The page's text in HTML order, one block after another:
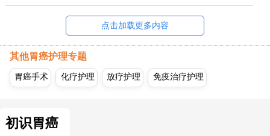
点击加载更多内容
其他胃癌护理专题
胃癌手术 化疗护理 放疗护理 免疫治疗护理
初识胃癌